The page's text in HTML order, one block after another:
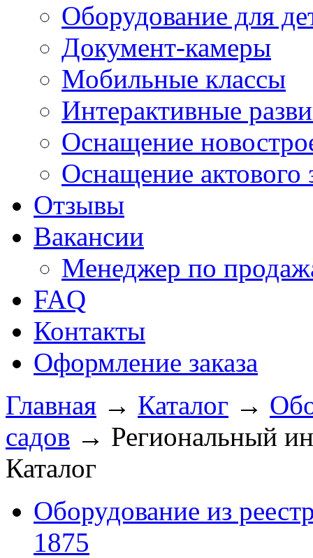
Оборудование для
Документ-камеры
Мобильные классы
Интерактивные
Оснащение
Оснащение актового
Отзывы
Вакансии
Менеджер по
FAQ
Контакты
Оформление заказа
Главная → Каталог →
садов → Региональный
Каталог
Оборудование из
1875